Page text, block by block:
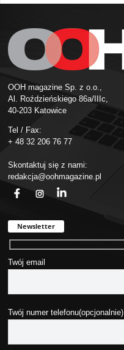
OOH magazine Sp. z o.o.,
Al. Roździeńskiego 86a/IIIc,
40-203 Katowice
Tel / Fax:
+ 48 32 206 76 77
Skontaktuj się z nami:
redakcja@oohmagazine.pl
Newsletter
Twój email
Twój numer telefonu(opcjonalnie)